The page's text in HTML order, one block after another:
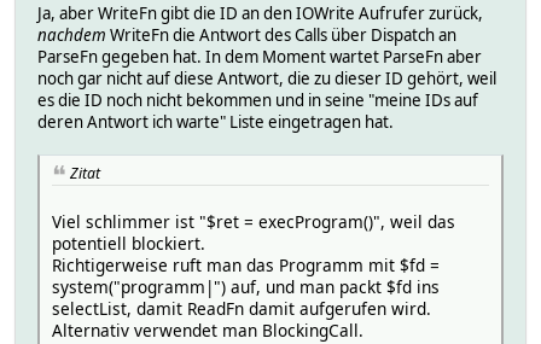
Ja, aber WriteFn gibt die ID an den IOWrite Aufrufer zurück,
nachdem WriteFn die Antwort des Calls über Dispatch an
ParseFn gegeben hat. In dem Moment wartet ParseFn aber
noch gar nicht auf diese Antwort, die zu dieser ID gehört, weil
es die ID noch nicht bekommen und in seine "meine IDs auf
deren Antwort ich warte" Liste eingetragen hat.
Zitat
Viel schlimmer ist "$ret = execProgram()", weil das
potentiell blockiert.
Richtigerweise ruft man das Programm mit $fd =
system("programm|") auf, und man packt $fd ins
selectList, damit ReadFn damit aufgerufen wird.
Alternativ verwendet man BlockingCall.